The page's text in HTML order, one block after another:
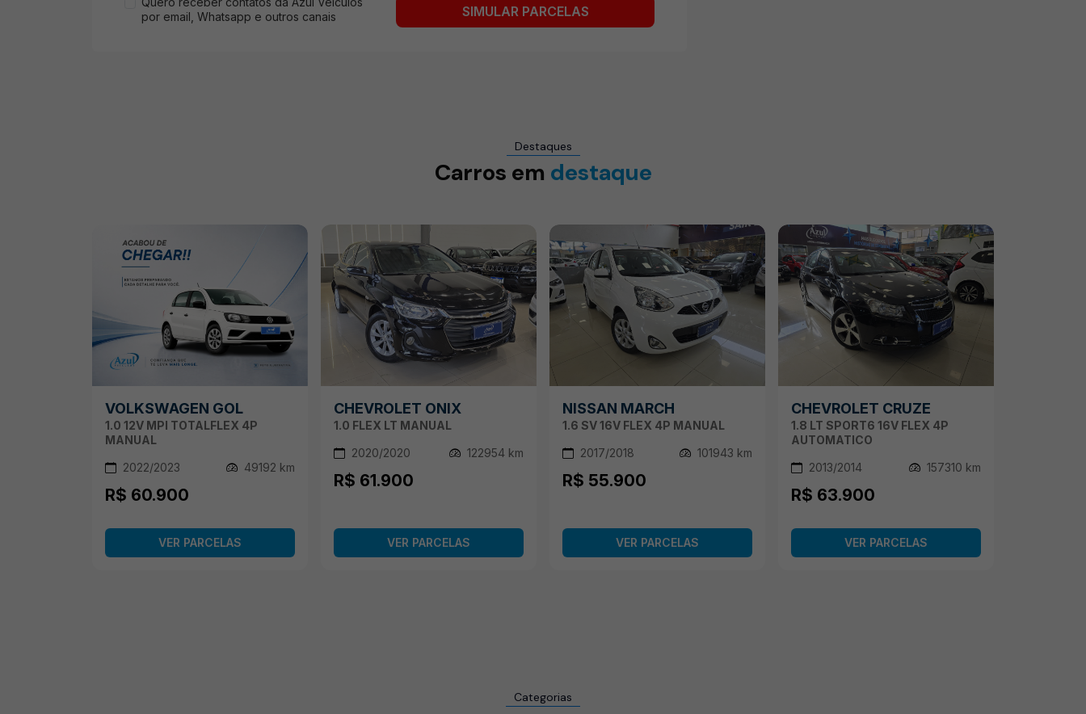
por email, Whatsapp e outros canais
SIMULAR PARCELAS
Destaques
Carros em destaque
VOLKSWAGEN GOL
1.0 12V MPI TOTALFLEX 4P
MANUAL
2022/2023
49192 km
R$ 60.900
VER PARCELAS
CHEVROLET ONIX
1.0 FLEX LT MANUAL
2020/2020
122954 km
R$ 61.900
VER PARCELAS
NISSAN MARCH
1.6 SV 16V FLEX 4P MANUAL
2017/2018
101943 km
R$ 55.900
VER PARCELAS
CHEVROLET CRUZE
1.8 LT SPORT6 16V FLEX 4P
AUTOMATICO
2013/2014
157310 km
R$ 63.900
VER PARCELAS
Categorias